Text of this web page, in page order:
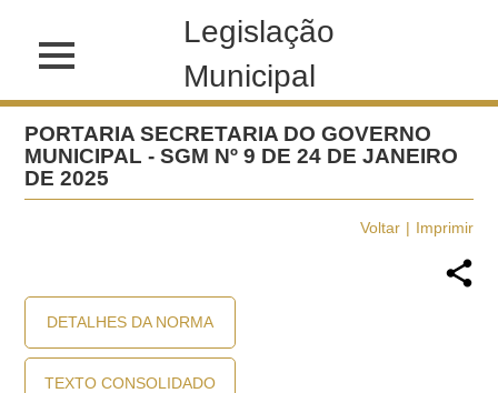
Legislação
Municipal
PORTARIA SECRETARIA DO GOVERNO
MUNICIPAL - SGM Nº 9 DE 24 DE JANEIRO
DE 2025
Voltar Imprimir
DETALHES DA NORMA
TEXTO CONSOLIDADO